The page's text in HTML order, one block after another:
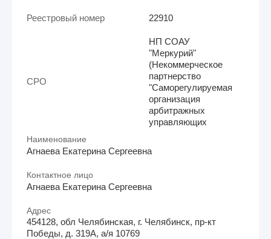
Реестровый номер 22910
СРО
НП СОАУ
"Меркурий"
(Некоммерческое
партнерство
"Саморегулируемая
организация
арбитражных
управляющих
Наименование
Агнаева Екатерина Сергеевна
Контактное лицо
Агнаева Екатерина Сергеевна
Адрес
454128, обл Челябинская, г. Челябинск, пр-кт
Победы, д. 319А, а/я 10769